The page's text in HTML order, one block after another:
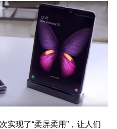
现了“柔屏柔用”，让人们